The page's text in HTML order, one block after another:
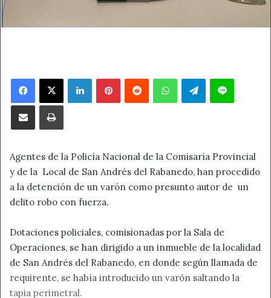
Facebook
X LinkedInPinterestReddit WhatsAppTelegramLine
Compartir por correo electrónicoImprimir
Agentes de la Policía Nacional de la Comisaría Provincial
y de la Local de San Andrés del Rabanedo, han procedido
a la detención de un varón como presunto autor de un
delito robo con fuerza.
Dotaciones policiales, comisionadas por la Sala de
Operaciones, se han dirigido a un inmueble de la localidad
de San Andrés del Rabanedo, en donde según llamada de
requirente, se había introducido un varón saltando la
tapia perimetral.